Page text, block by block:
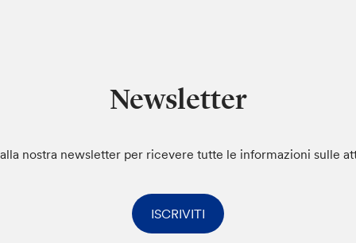
Newsletter
nostra newsletter per ricevere tutte le informazioni sulle
ISCRIVITI